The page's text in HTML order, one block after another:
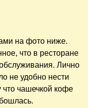
на фото ниже.
что в ресторане
Лично
не удобно нести
чашечкой кофе